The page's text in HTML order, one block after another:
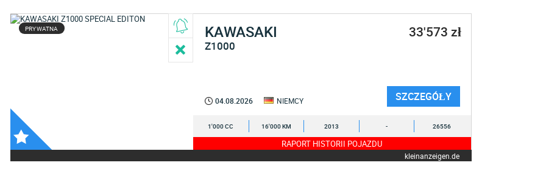
PRYWATNA KAWASAKI
Z1000
33'573 zł
04.08.2026 NIEMCY SZCZEGÓŁY
1'000 CC 16'000 KM 2013 - 26556
RAPORT HISTORII POJAZDU
kleinanzeigen.de